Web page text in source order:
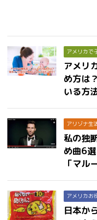
アメリカで
アメリ
め方は
いる方
アリゾナ生
私の独
め曲6
「マル
アメリカお
日本か